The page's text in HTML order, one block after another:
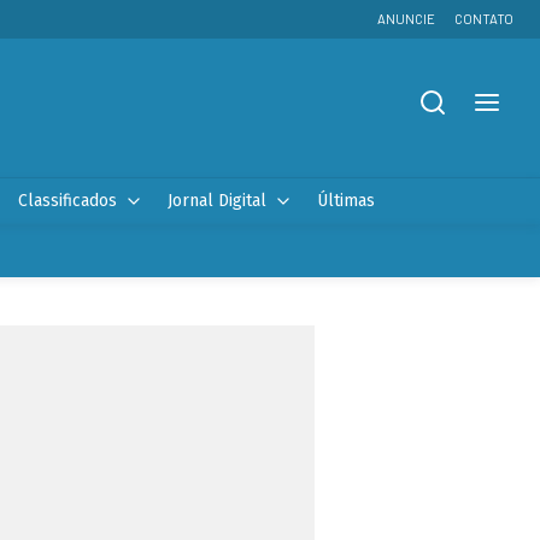
ANUNCIE CONTATO
Classificados Jornal Digital Últimas